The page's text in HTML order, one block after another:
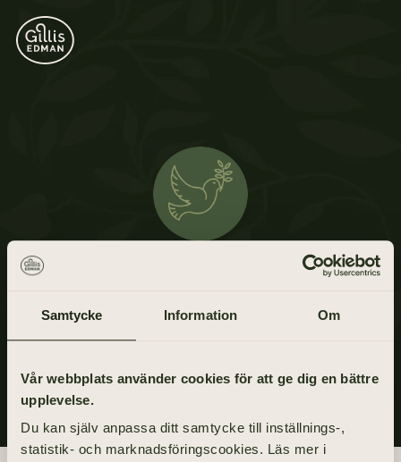
Samtycke Information Om
Vår webbplats använder cookies för att ge dig en bättre
upplevelse.
Du kan själv anpassa ditt samtycke till inställnings-,
statistik- och marknadsföringscookies. Läs mer i
Kent Björkegren
6 juni 1942 - 18 april 2021